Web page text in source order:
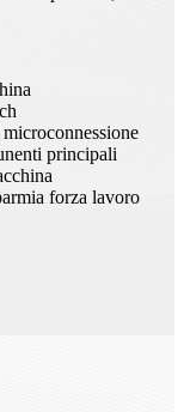
principali
forza lavoro